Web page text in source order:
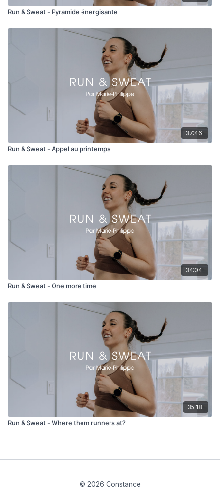
Run & Sweat - Pyramide énergisante
37:46
Run & Sweat - Appel au printemps
34:04
Run & Sweat - One more time
35:18
Run & Sweat - Where them runners at?
© 2026 Constance